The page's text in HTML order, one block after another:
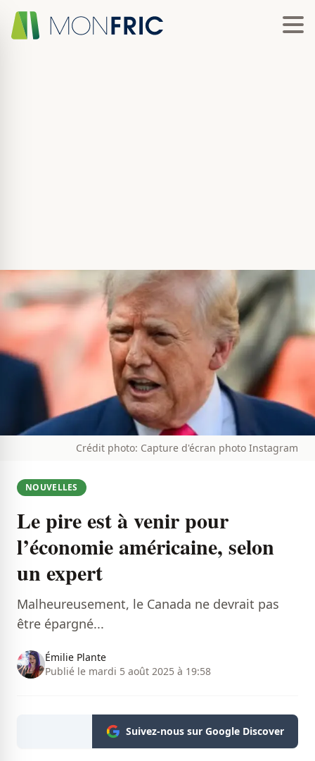
Crédit photo: Capture d'écran photo Instagram
NOUVELLES
Le pire est à venir pour
l’économie américaine, selon
un expert
Malheureusement, le Canada ne devrait pas
être épargné...
Émilie Plante
Publié le mardi 5 août 2025 à 19:58
Suivez-nous sur Google Discover